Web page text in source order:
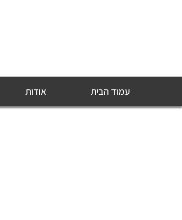
עמוד הבית אודות